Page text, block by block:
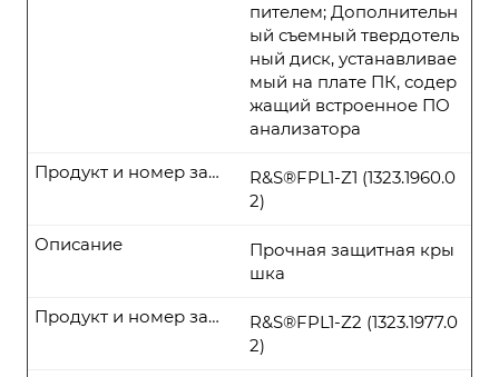
пителем; Дополнительн
ый съемный твердотель
ный диск, устанавливае
мый на плате ПК, содер
жащий встроенное ПО
анализатора
R&S®FPL1-Z1 (1323.1960.0
2)
Продукт и номер заказа
Прочная защитная кры
шка
Описание
R&S®FPL1-Z2 (1323.1977.0
2)
Продукт и номер заказа